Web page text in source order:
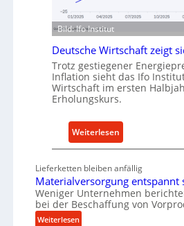
u
s
t
r
i
e
E
r
s
a
t
z
t
ü
r
n
a
c
a
i
g
e
W
Bild: Ifo Institut
Deutsche Wirtschaft zeigt
Trotz gestiegener
Inflation sieht das Ifo
Wirtschaft im ersten
Erholungskurs.
Weiterlesen:
D
u
t
s
Lieferketten bleiben anfällig
Materialversorgung entspannt
Weniger Unternehmen
bei der Beschaffung von
Weiterlesen: